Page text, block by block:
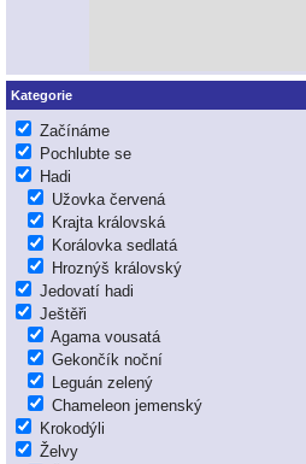
Kategorie
Začínáme
Pochlubte se
Hadi
Užovka červená
Krajta královská
Korálovka sedlatá
Hroznýš královský
Jedovatí hadi
Ještěři
Agama vousatá
Gekončík noční
Leguán zelený
Chameleon jemenský
Krokodýli
Želvy